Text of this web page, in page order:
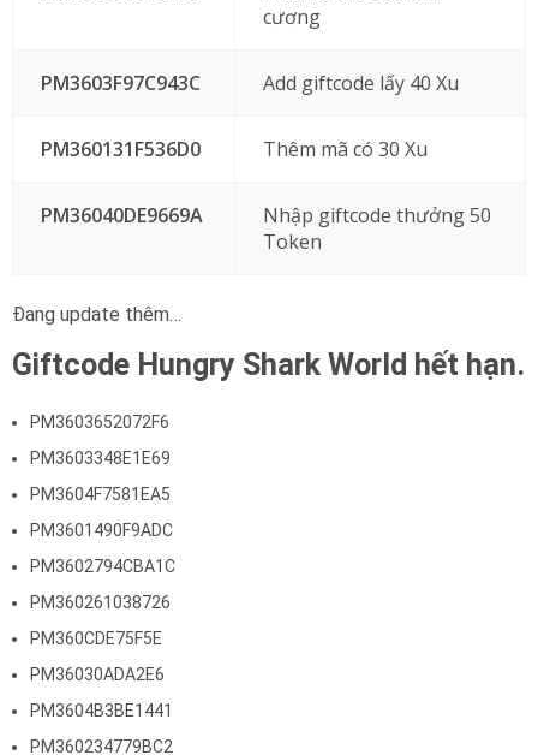
cương
PM3603F97C943C Add giftcode lấy 40 Xu
PM360131F536D0 Thêm mã có 30 Xu
PM36040DE9669A
Nhập giftcode thưởng 50
Token
Đang update thêm…
Giftcode Hungry Shark World hết hạn.
PM3603652072F6
PM3603348E1E69
PM3604F7581EA5
PM3601490F9ADC
PM3602794CBA1C
PM360261038726
PM360CDE75F5E
PM36030ADA2E6
PM3604B3BE1441
PM360234779BC2